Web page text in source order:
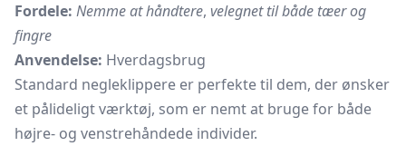
Fordele: Nemme at håndtere, velegnet til både tæer og
fingre
Anvendelse: Hverdagsbrug
Standard negleklippere er perfekte til dem, der ønsker
et pålideligt værktøj, som er nemt at bruge for både
højre- og venstrehåndede individer.